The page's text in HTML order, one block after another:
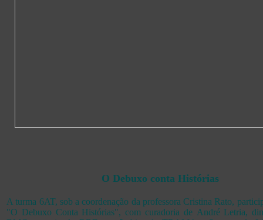
O Debuxo conta Histórias
A turma 6AT, sob a coordenação da professora Cristina Rato,
"O Debuxo Conta Histórias", com curadoria de André Letria,